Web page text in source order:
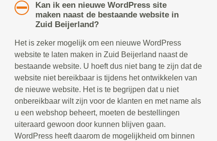
Kan ik een nieuwe WordPress site
maken naast de bestaande website in
Zuid Beijerland?
Het is zeker mogelijk om een nieuwe WordPress
website te laten maken in Zuid Beijerland naast de
bestaande website. U hoeft dus niet bang te zijn dat de
website niet bereikbaar is tijdens het ontwikkelen van
de nieuwe website. Het is te begrijpen dat u niet
onbereikbaar wilt zijn voor de klanten en met name als
u een webshop beheert, moeten de bestellingen
uiteraard gewoon door kunnen blijven gaan.
WordPress heeft daarom de mogelijkheid om binnen